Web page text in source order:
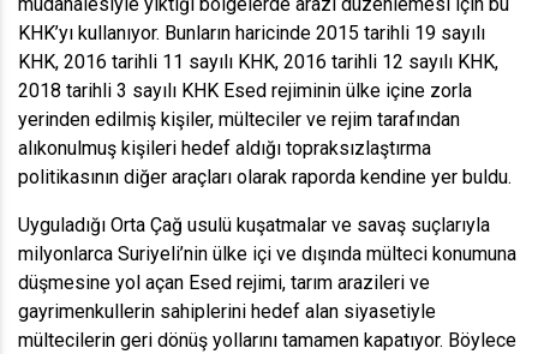
KHK’yı kullanıyor. Bunların haricinde 2015 tarihli 19 sayılı
KHK, 2016 tarihli 11 sayılı KHK, 2016 tarihli 12 sayılı KHK,
2018 tarihli 3 sayılı KHK Esed rejiminin ülke içine zorla
yerinden edilmiş kişiler, mülteciler ve rejim tarafından
alıkonulmuş kişileri hedef aldığı topraksızlaştırma
politikasının diğer araçları olarak raporda kendine yer buldu.
Uyguladığı Orta Çağ usulü kuşatmalar ve savaş suçlarıyla
milyonlarca Suriyeli’nin ülke içi ve dışında mülteci konumuna
düşmesine yol açan Esed rejimi, tarım arazileri ve
gayrimenkullerin sahiplerini hedef alan siyasetiyle
mültecilerin geri dönüş yollarını tamamen kapatıyor. Böylece